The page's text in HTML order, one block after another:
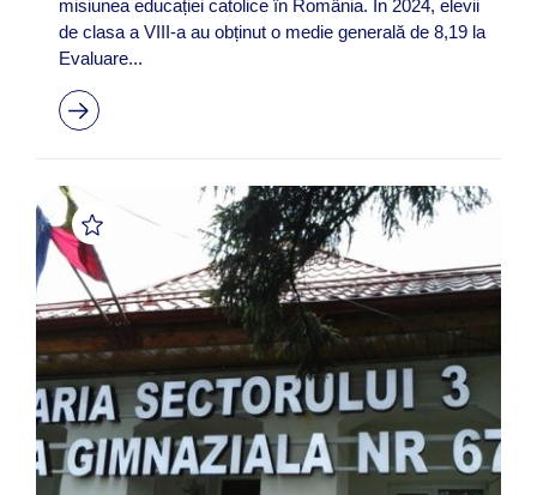
misiunea educației catolice în România. În 2024, elevii
de clasa a VIII-a au obținut o medie generală de 8,19 la
Evaluare...